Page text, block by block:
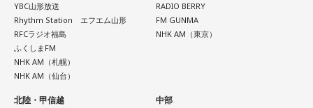
YBC山形放送
Rhythm Station エフエム山形
RFCラジオ福島
ふくしまFM
NHK AM（札幌）
NHK AM（仙台）
RADIO BERRY
FM GUNMA
NHK AM（東京）
北陸・甲信越 中部